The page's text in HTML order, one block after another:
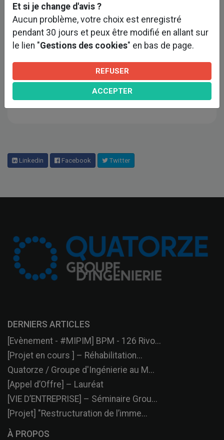
structure bois et OPC de cet équipement.
Maîtrise d’Ouvrage : Ville d’Épinay-sur-Seine et
Plaine Commune Développement
BET TCE-Z'EEBB EODD ingénieurs conseils LASA
Linkedin Facebook Twitter
DERNIERS ARTICLES
[Evènement - #MIPIM] BPM - 126 Rivo...
[Projet en cours ] – Réhabilitation...
Quatorze / Groupe d'Ingénierie au M...
[Appel d’Offre] – Lauréat
[VIE D’ENTREPRISE] – Séminaire Grou...
[Projet] "Restructuration de l’imme...
À PROPOS
Et si je change d'avis ?
Aucun problème, votre choix est enregistré
pendant 30 jours et peux être modifié en allant sur
le lien "Gestions des cookies" en bas de page.
REFUSER
ACCEPTER